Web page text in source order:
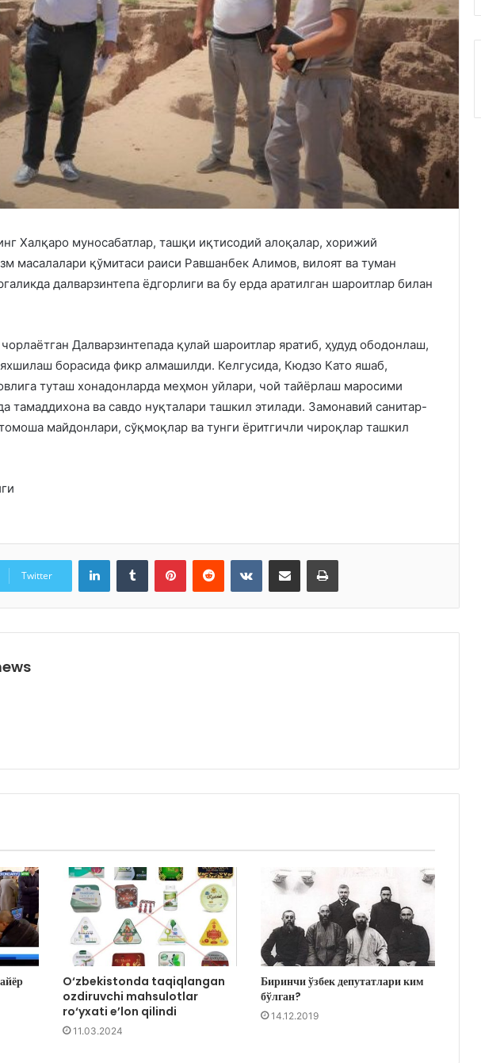
Халқаро муносабатлар, ташқи иқтисодий алоқалар, хорижий
масалалари қўмитаси раиси Равшанбек Алимов, вилоят ва туман
далварзинтепа ёдгорлиги ва бу ерда аратилган шароитлар билан
Далварзинтепада қулай шароитлар яратиб, ҳудуд ободонлаш,
борасида фикр алмашилди. Келгусида, Кюдзо Като яшаб,
туташ хонадонларда меҳмон уйлари, чой тайёрлаш маросими
тамаддихона ва савдо нуқталари ташкил этилади. Замонавий санитар-
майдонлари, сўқмоқлар ва тунги ёритгичли чироқлар ташкил
Twitter
LinkedInTumblr PinterestReddit VKontakteShare via Email Print
O‘zbekistonda taqiqlangan
ozdiruvchi mahsulotlar
ro‘yxati e’lon qilindi
11.03.2024
Биринчи ўзбек депутатлари ким
бўлган?
14.12.2019